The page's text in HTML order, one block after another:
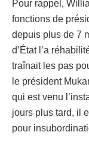
Pour rappel,
fonctions de
depuis plus de 7
d’État l’a
traînait les pas
le président
qui est venu
jours plus tard, il
pour